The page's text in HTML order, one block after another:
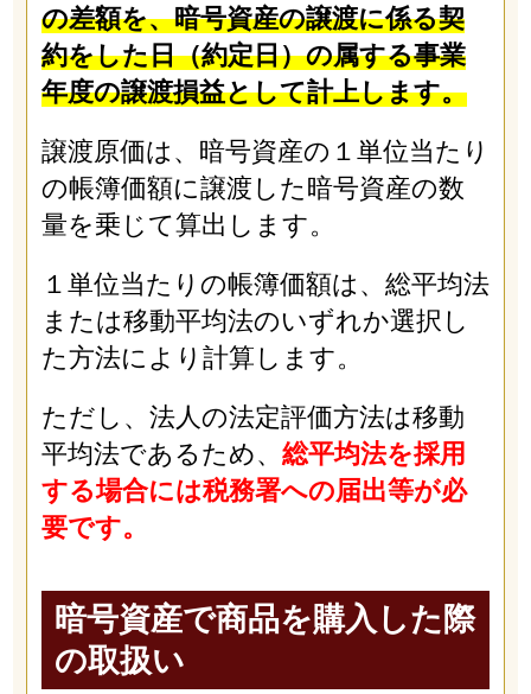
の差額を、暗号資産の譲渡に係る契
約をした日（約定日）の属する事業
年度の譲渡損益として計上します。
譲渡原価は、暗号資産の１単位当たり
の帳簿価額に譲渡した暗号資産の数
量を乗じて算出します。
１単位当たりの帳簿価額は、総平均法
または移動平均法のいずれか選択し
た方法により計算します。
ただし、法人の法定評価方法は移動
平均法であるため、 総平均法を採用
する場合には税務署への届出等が必
要です。
暗号資産で商品を購入した際
の取扱い